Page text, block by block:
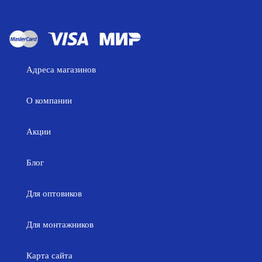
Адреса магазинов
О компании
Акции
Блог
Для оптовиков
Для монтажников
Карта сайта